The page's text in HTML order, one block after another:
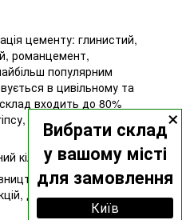
×
Вибрати склад
у вашому місті
для замовлення
Київ
цементу: глинистий,
романцемент,
популярним
в цивільному та
входить до 80%
що забезпечує
кількома марками:
малоповерхових
де потрібна міцність до